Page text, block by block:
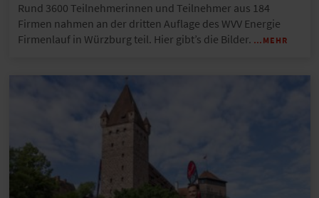
Rund 3600 Teilnehmerinnen und Teilnehmer aus 184
Firmen nahmen an der dritten Auflage des WVV Energie
Firmenlauf in Würzburg teil. Hier gibt’s die Bilder. …MEHR